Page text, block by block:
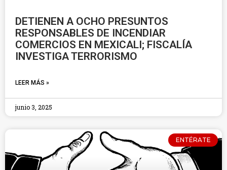
DETIENEN A OCHO PRESUNTOS
RESPONSABLES DE INCENDIAR
COMERCIOS EN MEXICALI; FISCALÍA
INVESTIGA TERRORISMO
LEER MÁS »
junio 3, 2025
ENTÉRATE